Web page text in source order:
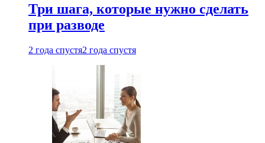
Три шага, которые нужно сделать
при разводе
2 года спустя2 года спустя